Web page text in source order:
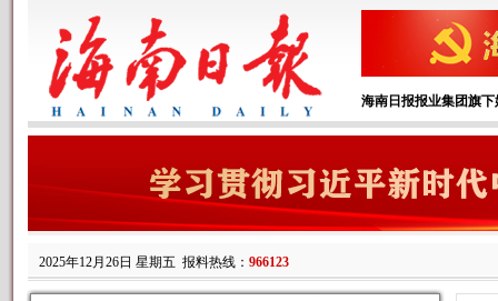
海南日报报业集团旗下
2025年12月26日 星期五 报料热线： 966123